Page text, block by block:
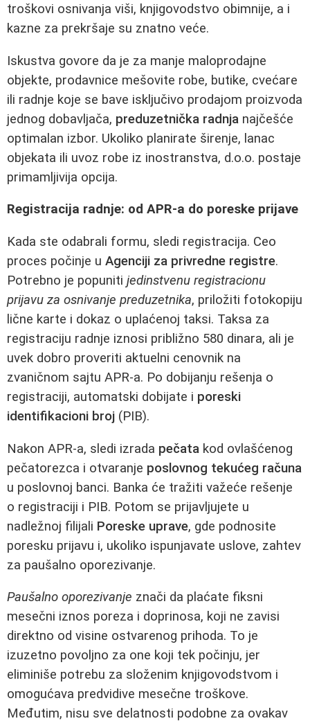
troškovi osnivanja viši, knjigovodstvo obimnije, a i
kazne za prekršaje su znatno veće.
Iskustva govore da je za manje maloprodajne
objekte, prodavnice mešovite robe, butike, cvećare
ili radnje koje se bave isključivo prodajom proizvoda
jednog dobavljača, preduzetnička radnja najčešće
optimalan izbor. Ukoliko planirate širenje, lanac
objekata ili uvoz robe iz inostranstva, d.o.o. postaje
primamljivija opcija.
Registracija radnje: od APR-a do poreske prijave
Kada ste odabrali formu, sledi registracija. Ceo
proces počinje u Agenciji za privredne registre.
Potrebno je popuniti jedinstvenu registracionu
prijavu za osnivanje preduzetnika, priložiti fotokopiju
lične karte i dokaz o uplaćenoj taksi. Taksa za
registraciju radnje iznosi približno 580 dinara, ali je
uvek dobro proveriti aktuelni cenovnik na
zvaničnom sajtu APR-a. Po dobijanju rešenja o
registraciji, automatski dobijate i poreski
identifikacioni broj (PIB).
Nakon APR-a, sledi izrada pečata kod ovlašćenog
pečatorezca i otvaranje poslovnog tekućeg računa
u poslovnoj banci. Banka će tražiti važeće rešenje
o registraciji i PIB. Potom se prijavljujete u
nadležnoj filijali Poreske uprave, gde podnosite
poresku prijavu i, ukoliko ispunjavate uslove, zahtev
za paušalno oporezivanje.
Paušalno oporezivanje znači da plaćate fiksni
mesečni iznos poreza i doprinosa, koji ne zavisi
direktno od visine ostvarenog prihoda. To je
izuzetno povoljno za one koji tek počinju, jer
eliminiše potrebu za složenim knjigovodstvom i
omogućava predvidive mesečne troškove.
Međutim, nisu sve delatnosti podobne za ovakav